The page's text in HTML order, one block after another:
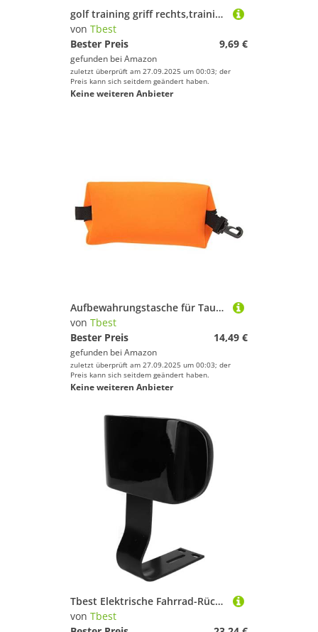
golf training griff rechts,trainingsgriff,Tbest schwung Trainer,Trainingshilfen Swing Grip Trainer Aids Training Grip Trainer Hilfe Standard Lehrmittel Rechte Hand ¨¹bungsassistent Griff (Schwarz)
von Tbest
Bester Preis
9,69 €
gefunden bei Amazon
zuletzt überprüft am 27.09.2025 um 00:03; der
Preis kann sich seitdem geändert haben.
Keine weiteren Anbieter
Aufbewahrungstasche für Tauchbrillen, Tasche für Tauchmasken, Aufbewahrungstasche für Tauchbrillen, Tragbare Gadgets, Ausrüstungstasche für Sonnenbrillen, Brillen (Orange)
von Tbest
Bester Preis
14,49 €
gefunden bei Amazon
zuletzt überprüft am 27.09.2025 um 00:03; der
Preis kann sich seitdem geändert haben.
Keine weiteren Anbieter
Tbest Elektrische Fahrrad-Rücksitzlehne, Universelle Fahrrad-Rückenlehne, Fahrrad-Rücksitzkissen, Rückenlehne mit Metallstütze, U-Form, Bequem, Schwarz
von Tbest